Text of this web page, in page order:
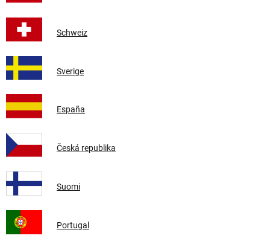
Schweiz
Sverige
España
Česká republika
Suomi
Portugal